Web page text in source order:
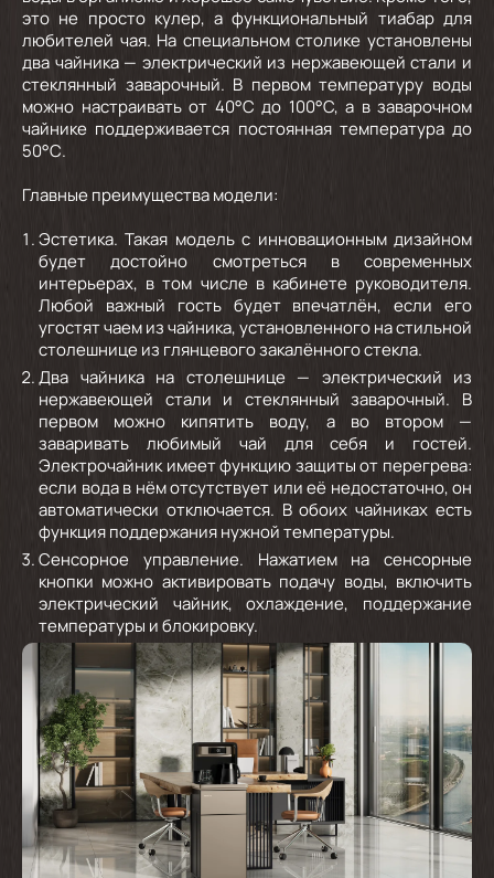
это не просто кулер, а функциональный тиабар для
любителей чая. На специальном столике установлены
два чайника — электрический из нержавеющей стали и
стеклянный заварочный. В первом температуру воды
можно настраивать от 40°C до 100°C, а в заварочном
чайнике поддерживается постоянная температура до
50°C.
Главные преимущества модели:
Эстетика. Такая модель с инновационным дизайном
будет достойно смотреться в современных
интерьерах, в том числе в кабинете руководителя.
Любой важный гость будет впечатлён, если его
угостят чаем из чайника, установленного на стильной
столешнице из глянцевого закалённого стекла.
Два чайника на столешнице— электрический из
нержавеющей стали и стеклянный заварочный. В
первом можно кипятить воду, а во втором —
заваривать любимый чай для себя и гостей.
Электрочайник имеет функцию защиты от перегрева:
если вода в нём отсутствует или её недостаточно, он
автоматически отключается. В обоих чайниках есть
функция поддержания нужной температуры.
Сенсорное управление. Нажатием на сенсорные
кнопки можно активировать подачу воды, включить
электрический чайник, охлаждение, поддержание
температуры и блокировку.